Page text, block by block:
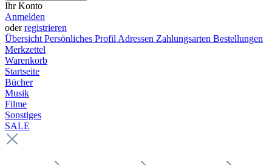
Ihr Konto
Anmelden
oderregistrieren
Übersicht Persönliches Profil Adressen Zahlungsarten Bestellungen
Merkzettel
Warenkorb
Startseite
Bücher
Musik
Filme
Sonstiges
SALE